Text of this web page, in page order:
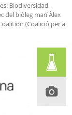
Biodiversidad,
del biòleg marí Àlex
(Coalició per a